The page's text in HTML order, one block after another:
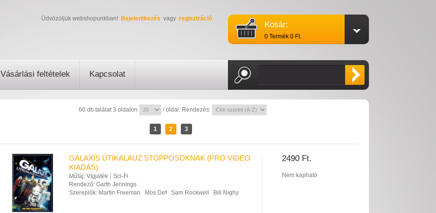
Kosár:
0 Termék 0 Ft.
Üdvözöljük webshopunkban! Bejelentkezés vagy regisztráció
Vásárlási feltételek Kapcsolat
60 db találat 3 oldalon / oldal. Rendezés:
1 2 3
2490 Ft.
Nem kapható
GALAXIS ÚTIKALAUZ STOPPOSOKNAK (PRO VIDEO
KIADÁS)
Műfaj: Vígjáték
Sci-Fi
Rendező: Garth Jennings
Szereplők: Martin Freeman Mos Def Sam Rockwell Bill Nighy